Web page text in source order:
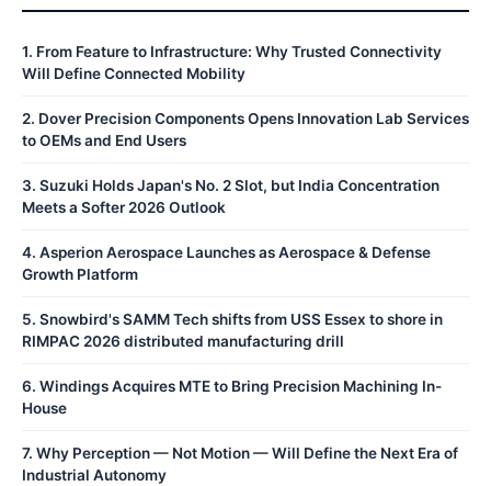
1. From Feature to Infrastructure: Why Trusted Connectivity
Will Define Connected Mobility
2. Dover Precision Components Opens Innovation Lab Services
to OEMs and End Users
3. Suzuki Holds Japan's No. 2 Slot, but India Concentration
Meets a Softer 2026 Outlook
4. Asperion Aerospace Launches as Aerospace & Defense
Growth Platform
5. Snowbird's SAMM Tech shifts from USS Essex to shore in
RIMPAC 2026 distributed manufacturing drill
6. Windings Acquires MTE to Bring Precision Machining In-
House
7. Why Perception — Not Motion — Will Define the Next Era of
Industrial Autonomy